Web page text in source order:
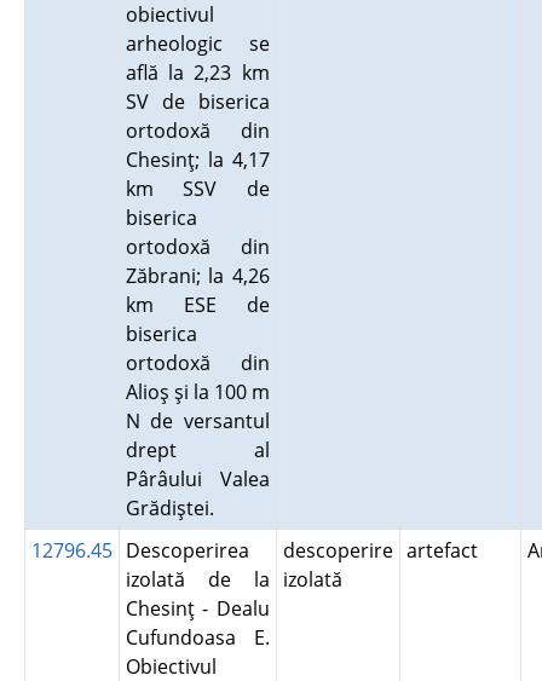
obiectivul
arheologic se
află la 2,23 km
SV de biserica
ortodoxă din
Chesinţ; la 4,17
km SSV de
biserica
ortodoxă din
Zăbrani; la 4,26
km ESE de
biserica
ortodoxă din
Alioş şi la 100 m
N de versantul
drept al
Pârâului Valea
Grădiştei.
12796.45 Descoperirea
izolată de la
Chesinţ - Dealu
Cufundoasa E.
Obiectivul
descoperire
izolată
artefact